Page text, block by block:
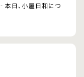
本日、小屋日和につ